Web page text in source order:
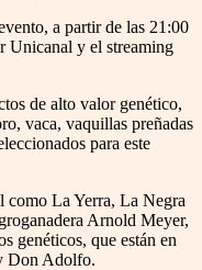
a partir de las 21:00
Unicanal y el streaming
de alto valor genético,
vaca, vaquillas preñadas
para este
como La Yerra, La Negra
Arnold Meyer,
genéticos, que están en
Don Adolfo.